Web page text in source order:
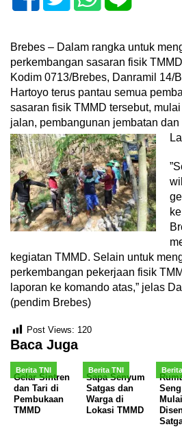
Brebes – Dalam rangka untuk
perkembangan sasaran fisik
Kodim 0713/Brebes, Danramil 14/
Hartoyo terus pantau semua
sasaran fisik TMMD tersebut,
jalan, pembangunan jembatan
kegiatan TMMD. Selain untuk
perkembangan pekerjaan fisik
laporan ke komando atas,” jelas
(pendim Brebes)
Post Views: 120
Baca Juga
Berita TNI
Gelar Sintren
dan Tari di
Pembukaan
TMMD
Berita TNI
Sapa Senyum
Satgas dan
Warga di
Lokasi TMMD
Mulai